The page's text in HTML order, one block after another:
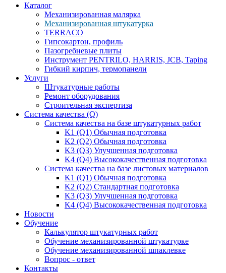
Каталог
Механизированная малярка
Механизированная штукатурка
TERRACO
Гипсокартон, профиль
Пазогребневые плиты
Инструмент PENTRILO, HARRIS, JCB, Taping
Гибкий кирпич, термопанели
Услуги
Штукатурные работы
Ремонт оборудования
Строительная экспертиза
Система качества (Q)
Система качества на базе штукатурных работ
K1 (Q1) Обычная подготовка
K2 (Q2) Обычная подготовка
K3 (Q3) Улучшенная подготовка
K4 (Q4) Высококачественная подготовка
Система качества на базе листовых материалов
K1 (Q1) Обычная подготовка
K2 (Q2) Стандартная подготовка
K3 (Q3) Улучшенная подготовка
K4 (Q4) Высококачественная подготовка
Новости
Обучение
Калькулятор штукатурных работ
Обучение механизированной штукатурке
Обучение механизированной шпаклевке
Вопрос - ответ
Контакты